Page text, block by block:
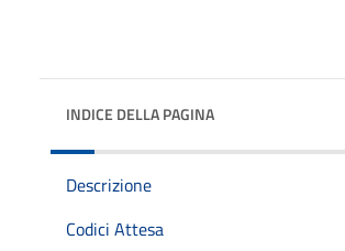
INDICE DELLA PAGINA
Descrizione
Codici Attesa